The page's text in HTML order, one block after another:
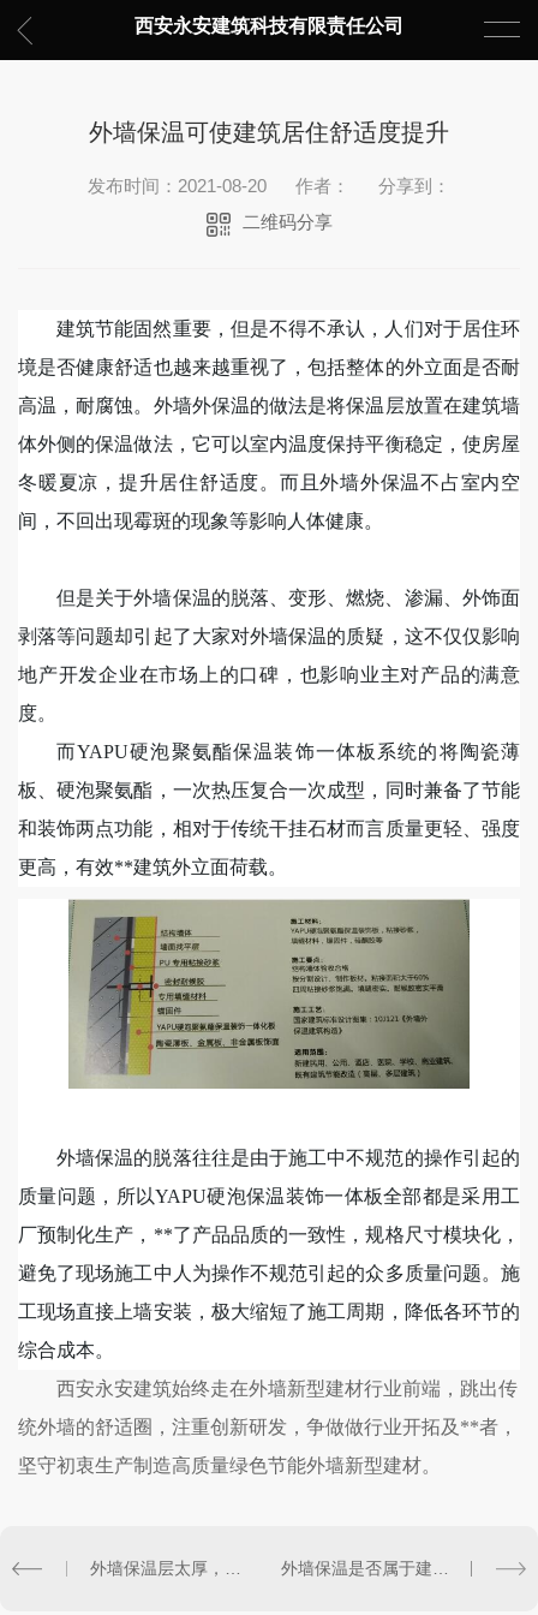
西安永安建筑科技有限责任公司
外墙保温可使建筑居住舒适度提升
发布时间：2021-08-20 作者：
分享到：
二维码分享
建筑节能固然重要，但是不得不承认，人们对于居住环
境是否健康舒适也越来越重视了，包括整体的外立面是否耐
高温，耐腐蚀。外墙外保温的做法是将保温层放置在建筑墙
体外侧的保温做法，它可以室内温度保持平衡稳定，使房屋
冬暖夏凉，提升居住舒适度。而且外墙外保温不占室内空
间，不回出现霉斑的现象等影响人体健康。
但是关于外墙保温的脱落、变形、燃烧、 渗漏、外饰面
剥落等问题却引起了大家对外墙保温的质疑，这不仅仅影响
地产开发企业在市场上的口碑，也影响业主对产品的满意
度。
而YAPU硬泡聚氨酯保温装饰一体板系统的将陶瓷薄
板、硬泡聚氨酯，一次热压复合一次成型，同时兼备了节能
和装饰两点功能，相对于传统干挂石材而言质量更轻、强度
更高，有效**建筑外立面荷载。
外墙保温的脱落往往是由于施工中不规范的操作引起的
质量问题，所以YAPU硬泡保温装饰一体板全部都是采用工
厂预制化生产，**了产品品质的一致性，规格尺寸模块化，
避免了现场施工中人为操作不规范引起的众多质量问题。施
工现场直接上墙安装，极大缩短了施工周期，降低各环节的
综合成本。
西安永安建筑始终走在外墙新型建材行业前端，跳出传
统外墙的舒适圈，注重创新研发，争做做行业开拓及**者，
坚守初衷生产制造高质量绿色节能外墙新型建材。
外墙保温层太厚，导致施工难，应该如何解决？ 外墙保温是否属于建筑节能的鸡肋部分？